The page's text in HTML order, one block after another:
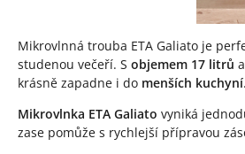
Mikrovlnná trouba ETA Galiato je
studenou večeří. S objemem 17 litrů a
krásně zapadne i do menších kuchyní
Mikrovlnka ETA Galiato vyniká
zase pomůže s rychlejší přípravou